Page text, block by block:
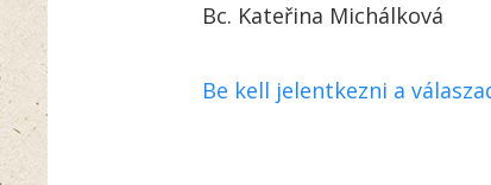
Bc. Kateřina Michálková
Be kell jelentkezni a